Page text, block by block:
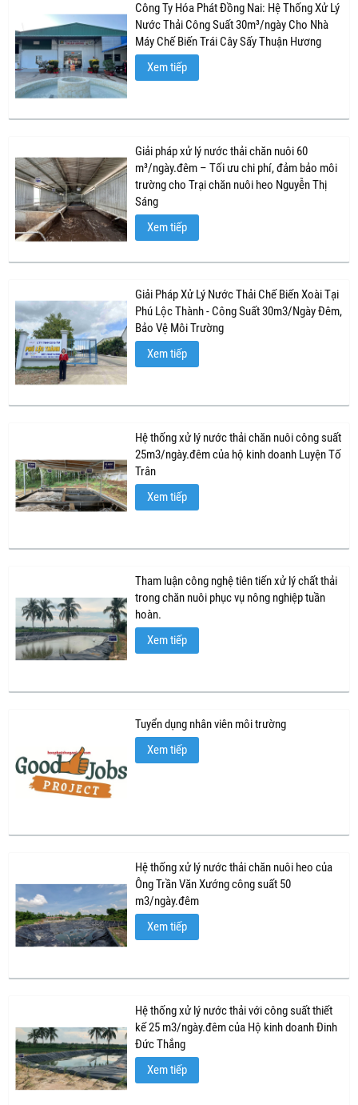
Công Ty Hóa Phát Đồng Nai: Hệ Thống Xử Lý
Nước Thải Công Suất 30m³/ngày Cho Nhà
Máy Chế Biến Trái Cây Sấy Thuận Hương
Xem tiếp
Giải pháp xử lý nước thải chăn nuôi 60
m³/ngày.đêm – Tối ưu chi phí, đảm bảo môi
trường cho Trại chăn nuôi heo Nguyễn Thị
Sáng
Xem tiếp
Giải Pháp Xử Lý Nước Thải Chế Biến Xoài Tại
Phú Lộc Thành - Công Suất 30m3/Ngày Đêm,
Bảo Vệ Môi Trường
Xem tiếp
Hệ thống xử lý nước thải chăn nuôi công suất
25m3/ngày.đêm của hộ kinh doanh Luyện Tố
Trân
Xem tiếp
Tham luận công nghệ tiên tiến xử lý chất thải
trong chăn nuôi phục vụ nông nghiệp tuần
hoàn.
Xem tiếp
Tuyển dụng nhân viên môi trường
Xem tiếp
Hệ thống xử lý nước thải chăn nuôi heo của
Ông Trần Văn Xướng công suất 50
m3/ngày.đêm
Xem tiếp
Hệ thống xử lý nước thải với công suất thiết
kế 25 m3/ngày.đêm của Hộ kinh doanh Đinh
Đức Thắng
Xem tiếp